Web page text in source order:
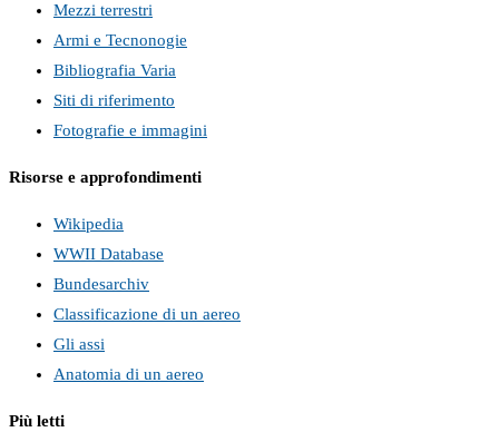
Mezzi terrestri
Armi e Tecnonogie
Bibliografia Varia
Siti di riferimento
Fotografie e immagini
Risorse e approfondimenti
Wikipedia
WWII Database
Bundesarchiv
Classificazione di un aereo
Gli assi
Anatomia di un aereo
Più letti